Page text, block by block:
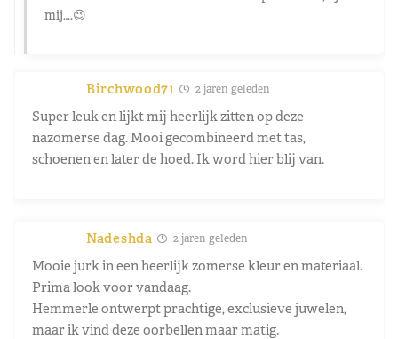
mij….😉
Birchwood71 2 jaren geleden
Super leuk en lijkt mij heerlijk zitten op deze
nazomerse dag. Mooi gecombineerd met tas,
schoenen en later de hoed. Ik word hier blij van.
Nadeshda 2 jaren geleden
Mooie jurk in een heerlijk zomerse kleur en materiaal.
Prima look voor vandaag.
Hemmerle ontwerpt prachtige, exclusieve juwelen,
maar ik vind deze oorbellen maar matig.